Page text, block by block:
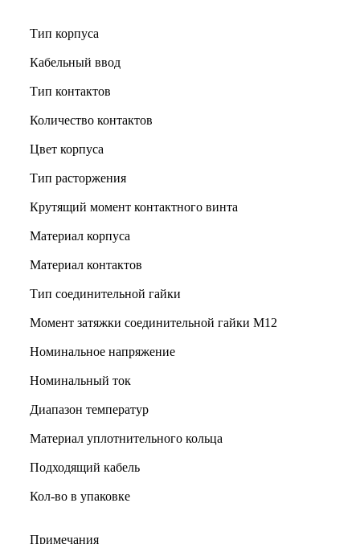
Тип корпуса
Кабельный ввод
Тип контактов
Количество контактов
Цвет корпуса
Тип расторжения
Крутящий момент контактного винта
Материал корпуса
Материал контактов
Тип соединительной гайки
Момент затяжки соединительной гайки M12
Номинальное напряжение
Номинальный ток
Диапазон температур
Материал уплотнительного кольца
Подходящий кабель
Кол-во в упаковке
Примечания